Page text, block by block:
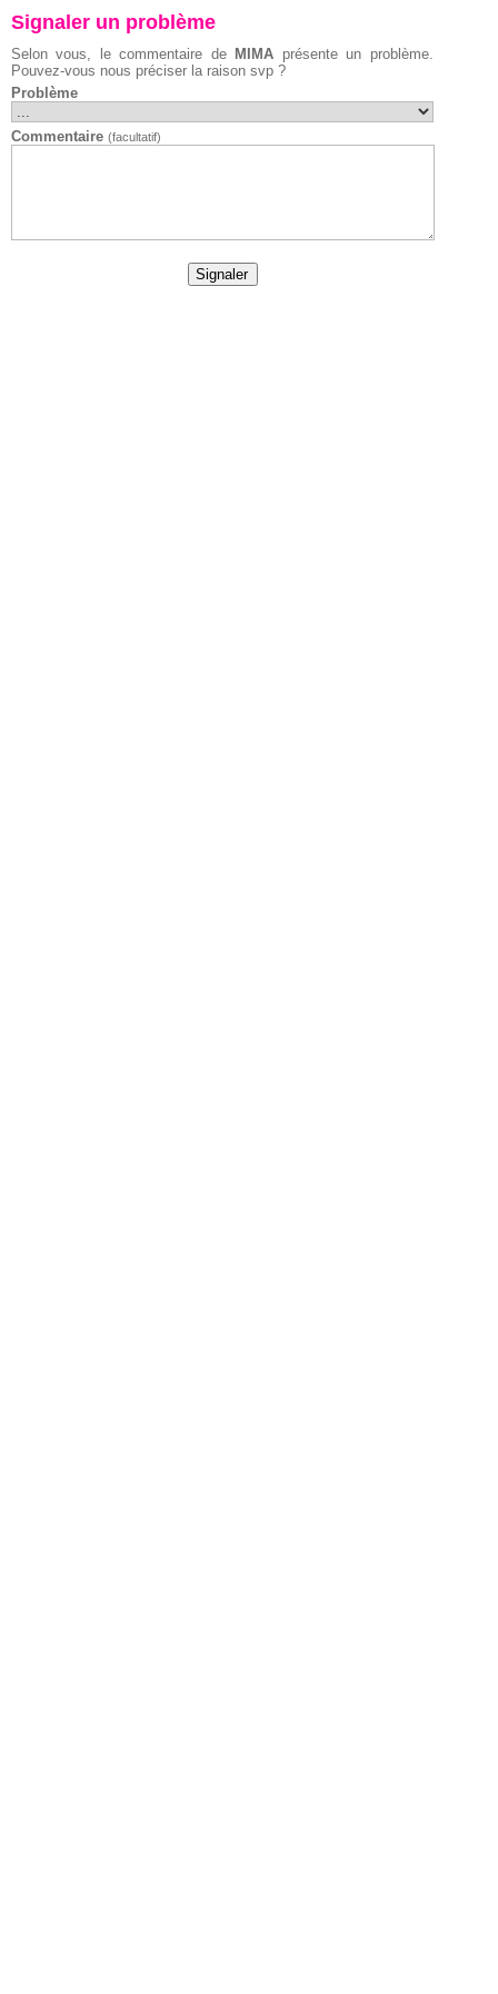
Signaler un problème
Selon vous, le commentaire de MIMA présente un problème.
Pouvez-vous nous préciser la raison svp ?
Problème
Commentaire (facultatif)